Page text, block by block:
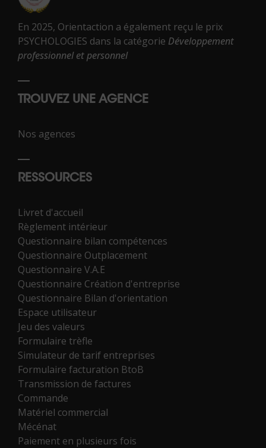
En 2025, Orientaction a également reçu le prix
PSYCHOLOGIES dans la catégorie Développement
professionnel et personnel
TROUVEZ UNE AGENCE
Nos agences
RESSOURCES
Livret d'accueil
Règlement intérieur
Questionnaire bilan compétences
Questionnaire Outplacement
Questionnaire V.A.E
Questionnaire Création d'entreprise
Questionnaire Bilan d'orientation
Espace utilisateur
Jeu des valeurs
Formulaire trèfle
Simulateur de tarif entreprises
Formulaire facturation BtoB
Transmission de factures
Commande
Matériel commercial
Mécénat
Paiement en plusieurs fois